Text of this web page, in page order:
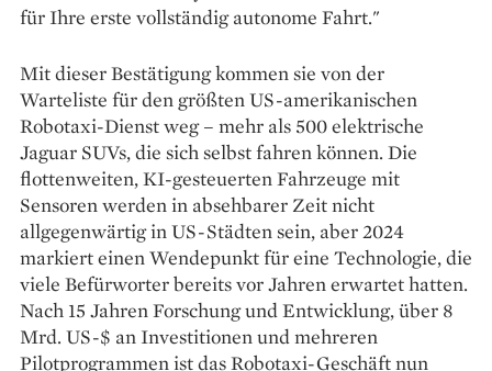
für Ihre erste vollständig autonome Fahrt."
Mit dieser Bestätigung kommen sie von der
Warteliste für den größten US-amerikanischen
Robotaxi-Dienst weg – mehr als 500 elektrische
Jaguar SUVs, die sich selbst fahren können. Die
flottenweiten, KI-gesteuerten Fahrzeuge mit
Sensoren werden in absehbarer Zeit nicht
allgegenwärtig in US-Städten sein, aber 2024
markiert einen Wendepunkt für eine Technologie, die
viele Befürworter bereits vor Jahren erwartet hatten.
Nach 15 Jahren Forschung und Entwicklung, über 8
Mrd. US-$ an Investitionen und mehreren
Pilotprogrammen ist das Robotaxi-Geschäft nun